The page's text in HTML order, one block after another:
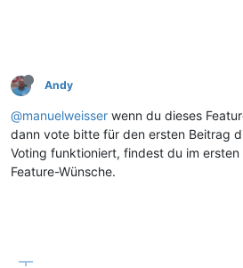
Andy
@manuelweisser wenn du dieses
dann vote bitte für den ersten Beitrag
Voting funktioniert, findest du im
Feature-Wünsche.